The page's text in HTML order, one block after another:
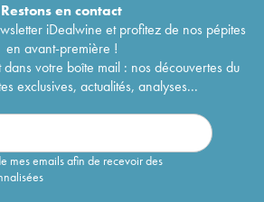
Restons encontact
iDealwine et profitez de nos pépites
en avant-première !
votre boîte mail : nos découvertes du
exclusives, actualités, analyses...
mes emails afin de recevoir des